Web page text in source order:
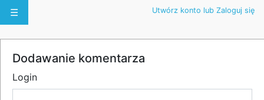
☰ Utwórz konto lub Zaloguj się
Dodawanie komentarza
Login